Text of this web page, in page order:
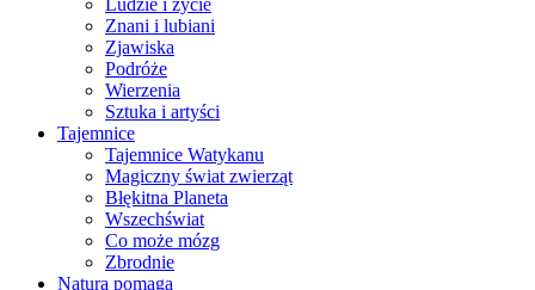
Ludzie i życie
Znani i lubiani
Zjawiska
Podróże
Wierzenia
Sztuka i artyści
Tajemnice
Tajemnice Watykanu
Magiczny świat zwierząt
Błękitna Planeta
Wszechświat
Co może mózg
Zbrodnie
Natura pomaga